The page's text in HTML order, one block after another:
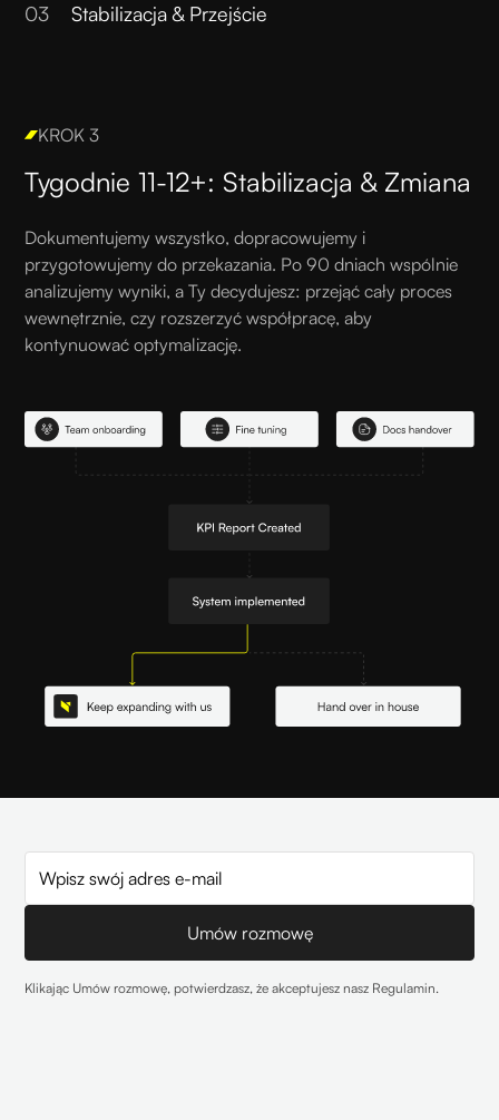
03 Stabilizacja & Przejście
KROK 3
Tygodnie 11-12+: Stabilizacja & Zmiana
Dokumentujemy wszystko, dopracowujemy i
przygotowujemy do przekazania. Po 90 dniach wspólnie
analizujemy wyniki, a Ty decydujesz: przejąć cały proces
wewnętrznie, czy rozszerzyć współpracę, aby
kontynuować optymalizację.
Klikając Umów rozmowę, potwierdzasz, że akceptujesz nasz Regulamin.